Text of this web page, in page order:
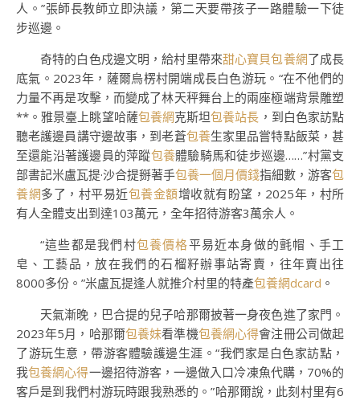
人。”張師長教師立即決議，第二天要帶孩子一路體驗一下徒
步巡邊。
奇特的白色戍邊文明，給村里帶來甜心寶貝包養網了成長
底氣。2023年，薩爾烏楞村開端成長白色游玩。“在不他們的
力量不再是攻擊，而變成了林天秤舞台上的兩座極端背景雕塑
**。雅景臺上眺望哈薩包養網克斯坦包養站長 ，到白色家訪點
聽老護邊員講守邊故事，到老蒼包養生家里品嘗特點飯菜，甚
至還能沿著護邊員的萍蹤包養體驗騎馬和徒步巡邊……”村黨支
部書記米盧瓦提·沙合提掰著手包養一個月價錢指細數，游客包
養網多了，村平易近包養金額增收就有盼望，2025年，村所
有人全體支出到達103萬元，全年招待游客3萬余人。
“這些都是我們村包養價格平易近本身做的氈帽、手工
皂、工藝品，放在我們的石榴籽辦事站寄賣，往年賣出往
8000多份。”米盧瓦提逢人就推介村里的特產包養網dcard 。
天氣漸晚，巴合提的兒子哈那爾披著一身夜色進了家門。
2023年5月，哈那爾包養妹看準機包養網心得會注冊公司做起
了游玩生意，帶游客體驗護邊生涯。“我們家是白色家訪點，
我包養網心得一邊招待游客，一邊做入口冷凍魚代購，70%的
客戶是到我們村游玩時跟我熟悉的。”哈那爾說，此刻村里有6